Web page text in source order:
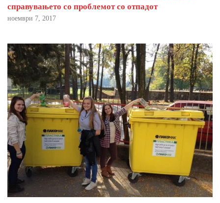
справувањето со проблемот со отпадот
ноември 7, 2017